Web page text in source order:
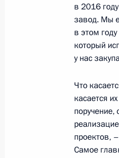
Козловым
3 августа
3 августа
в 2016
завод. Мы
в этом
который
у нас
Что
касается
поручение,
проектов,
Самое